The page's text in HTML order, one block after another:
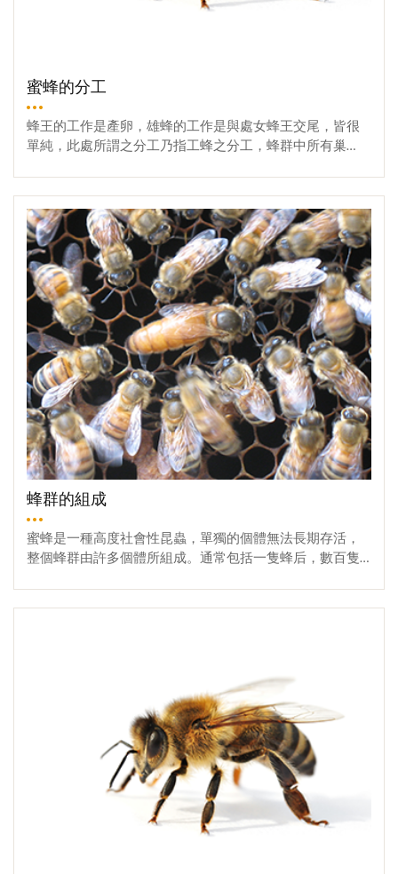
《三國志‧袁術傳》 裴松之注引《吳書》)蜂蜜的營養和抗衰
平，故能解毒；柔而濡澤，故能潤燥；緩可去急，故能止
心腹瘡瘍之痛。」
蜜蜂的分工
蜂王的工作是產卵，雄蜂的工作是與處女蜂王交尾，皆很
單純，此處所謂之分工乃指工蜂之分工，蜂群中所有巢
從事野外採集工作，俗稱外勤蜂 (field bee) 。初羽化至三日
齡之幼蜂擔任清潔巢房以供蜂王產卵或貯存食物之用，三
至六日齡之幼蜂擔任飼育老熟幼蟲之工作，供給以蜂蜜調
配花粉所成之蜂糧 (bee bread) 。工蜂發育至六日時，其頭
部之下咽喉腺 (hypopharyngeal gland，又稱 brood-foodglan
d) 開始有功能，分泌蜂王乳 (royal jelly) ，將之飼育幼齡幼
蟲 ，持續此任務約一星期。負責飼育幼蟲之工蜂又特稱育
幼蜂 (nurse bee )，在此時期之末一、二日，開始作第一次
試飛 (orientation flight) ，工蜂從第十三日齡起從事於巢內較
費力的工作，諸如清潔蜂箱、搬運死蜂、清除廢物出巢，
裝卸花粉、釀製花蜜等 。此時蠟腺 (wax gland) 開始分泌蠟
片，故亦能建造巢房 ，直至二十日齡左右，此期之最後
一、二日還可擔任守衛工作，抵抗敵害或別群蜂之入侵。
工蜂後半生之工作則為巢外採集，每日飛行於花叢與巢箱
間，從植物上吸取花蜜、花粉，或從水源處取水回巢，以
供應巢中所需之食物。工蜂之分工雖如上述，但蜂群會因
特殊情況而調整分工之日齡，提前或延後。
More
蜂群的組成
蜜蜂是一種高度社會性昆蟲，單獨的個體無法長期存活，
整個蜂群由許多個體所組成。通常包括一隻蜂后，數百隻
或王蜂，為蜂群中發育完整的雌蜂，其生殖器官發育完
全，在蜂群中有如一產卵機器，當蜂群正值繁殖盛期時，
每分鐘約可產下一個卵，一天中可產1,500～2,000個卵以
上，如此旺盛的產卵力，歸因其本身的特殊結構及工蜂不
斷供獻蜂王漿的結果。產卵中的蜂后腹部伸長圓胖，長度
長於工蜂甚多，幾達工蜂的兩倍，產卵力的強弱，關係蜂
勢的盛衰，唯有遺傳性優秀的品系，才能提高蜂群的生產
力，培育優良蜂后乃是養蜂者不斷追求之目標。工蜂工蜂
雖亦由受精卵發育而成，但育幼蜂對其照料不若對蜂王幼
More